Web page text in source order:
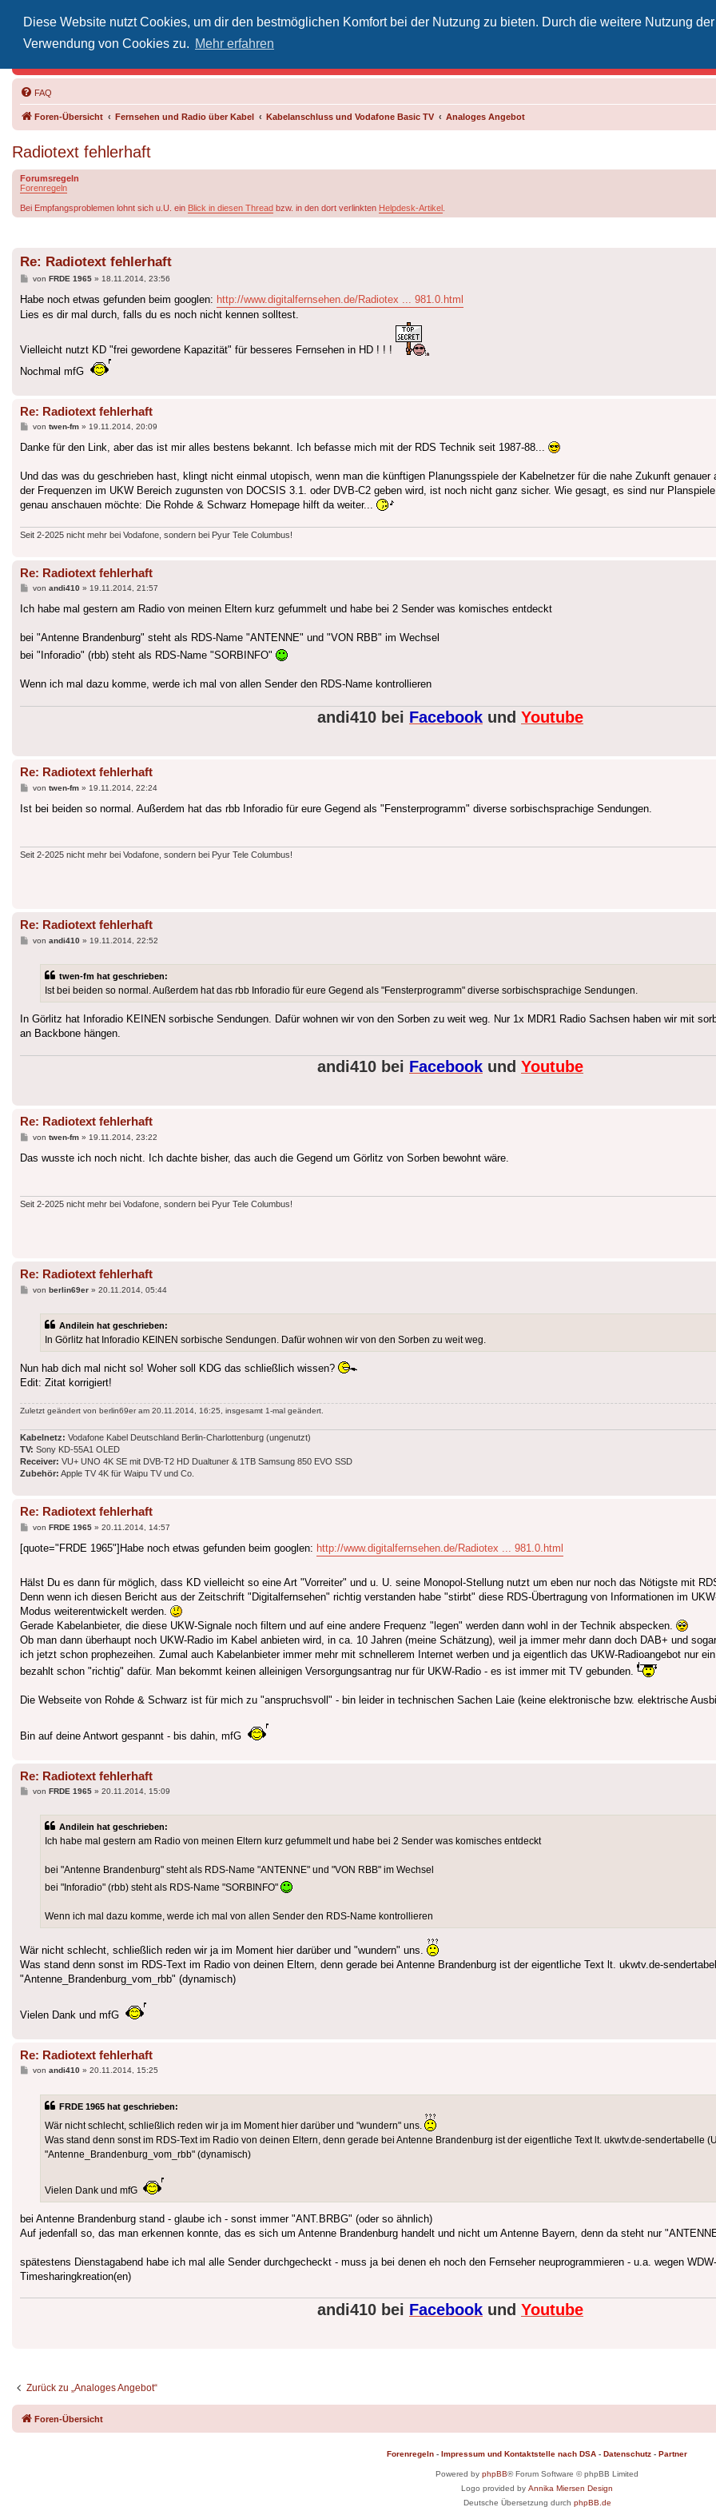
Diese Website nutzt Cookies, um dir den bestmöglichen Komfort bei der Nutzung zu bieten. Durch die weitere Nutzung
Verwendung von Cookies zu. Mehr erfahren
FAQ
Foren-Übersicht Fernsehen und Radio über Kabel Kabelanschluss und Vodafone Basic TV Analoges Angebot
Radiotext fehlerhaft
Forumsregeln
Forenregeln
Bei Empfangsproblemen lohnt sich u.U. ein Blick in diesen Thread bzw. in den dort verlinkten Helpdesk-Artikel
Re: Radiotext fehlerhaft
Beitrag
von FRDE 1965» 18.11.2014, 23:56
Habe noch etwas gefunden beim googlen: http://www.digitalfernsehen.de/Radiotex ... 981.0.html
Lies es dir mal durch, falls du es noch nicht kennen solltest.
Vielleicht nutzt KD "frei gewordene Kapazität" für besseres Fernsehen in HD ! ! !
Nochmal mfG
Re: Radiotext fehlerhaft
Beitrag
von twen-fm» 19.11.2014, 20:09
Danke für den Link, aber das ist mir alles bestens bekannt. Ich befasse mich mit der RDS Technik seit 1987-88...
Und das was du geschrieben hast, klingt nicht einmal utopisch, wenn man die künftigen Planungsspiele der Kabelnetzer für die nahe Zukunft
der Frequenzen im UKW Bereich zugunsten von DOCSIS 3.1. oder DVB-C2 geben wird, ist noch nicht ganz sicher. Wie gesagt, es sind nur
genau anschauen möchte: Die Rohde & Schwarz Homepage hilft da weiter...
Seit 2-2025 nicht mehr bei Vodafone, sondern bei Pyur Tele Columbus!
Re: Radiotext fehlerhaft
Beitrag
von andi410» 19.11.2014, 21:57
Ich habe mal gestern am Radio von meinen Eltern kurz gefummelt und habe bei 2 Sender was komisches entdeckt
bei "Antenne Brandenburg" steht als RDS-Name "ANTENNE" und "VON RBB" im Wechsel
bei "Inforadio" (rbb) steht als RDS-Name "SORBINFO"
Wenn ich mal dazu komme, werde ich mal von allen Sender den RDS-Name kontrollieren
andi410 bei Facebook und Youtube
Re: Radiotext fehlerhaft
Beitrag
von twen-fm» 19.11.2014, 22:24
Ist bei beiden so normal. Außerdem hat das rbb Inforadio für eure Gegend als "Fensterprogramm" diverse sorbischsprachige Sendungen.
Seit 2-2025 nicht mehr bei Vodafone, sondern bei Pyur Tele Columbus!
Re: Radiotext fehlerhaft
Beitrag
von andi410» 19.11.2014, 22:52
twen-fm hat geschrieben:
Ist bei beiden so normal. Außerdem hat das rbb Inforadio für eure Gegend als "Fensterprogramm" diverse sorbischsprachige Sendungen.
In Görlitz hat Inforadio KEINEN sorbische Sendungen. Dafür wohnen wir von den Sorben zu weit weg. Nur 1x MDR1 Radio Sachsen haben wir mit
an Backbone hängen.
andi410 bei Facebook und Youtube
Re: Radiotext fehlerhaft
Beitrag
von twen-fm» 19.11.2014, 23:22
Das wusste ich noch nicht. Ich dachte bisher, das auch die Gegend um Görlitz von Sorben bewohnt wäre.
Seit 2-2025 nicht mehr bei Vodafone, sondern bei Pyur Tele Columbus!
Re: Radiotext fehlerhaft
Beitrag
von berlin69er» 20.11.2014, 05:44
Andilein hat geschrieben:
In Görlitz hat Inforadio KEINEN sorbische Sendungen. Dafür wohnen wir von den Sorben zu weit weg.
Nun hab dich mal nicht so! Woher soll KDG das schließlich wissen?
Edit: Zitat korrigiert!
Zuletzt geändert von berlin69eram 20.11.2014, 16:25, insgesamt 1-mal geändert.
Kabelnetz: Vodafone Kabel Deutschland Berlin-Charlottenburg (ungenutzt)
TV: Sony KD-55A1 OLED
Receiver: VU+ UNO 4K SE mit DVB-T2 HD Dualtuner & 1TB Samsung 850 EVO SSD
Zubehör: Apple TV 4K für Waipu TV und Co.
Re: Radiotext fehlerhaft
Beitrag
von FRDE 1965» 20.11.2014, 14:57
[quote="FRDE 1965"]Habe noch etwas gefunden beim googlen: http://www.digitalfernsehen.de/Radiotex ... 981.0.html
Hälst Du es dann für möglich, dass KD vielleicht so eine Art "Vorreiter" und u. U. seine Monopol-Stellung nutzt um eben nur noch das Nötigste mit
Denn wenn ich diesen Bericht aus der Zeitschrift "Digitalfernsehen" richtig verstanden habe "stirbt" diese RDS-Übertragung von Informationen im
Modus weiterentwickelt werden.
Gerade Kabelanbieter, die diese UKW-Signale noch filtern und auf eine andere Frequenz "legen" werden dann wohl in der Technik abspecken.
Ob man dann überhaupt noch UKW-Radio im Kabel anbieten wird, in ca. 10 Jahren (meine Schätzung), weil ja immer mehr dann doch DAB+ und
ich jetzt schon prophezeihen. Zumal auch Kabelanbieter immer mehr mit schnellerem Internet werben und ja eigentlich das UKW-Radioangebot nur
bezahlt schon "richtig" dafür. Man bekommt keinen alleinigen Versorgungsantrag nur für UKW-Radio - es ist immer mit TV gebunden.
Die Webseite von Rohde & Schwarz ist für mich zu "anspruchsvoll" - bin leider in technischen Sachen Laie (keine elektronische bzw. elektrische
Bin auf deine Antwort gespannt - bis dahin, mfG
Re: Radiotext fehlerhaft
Beitrag
von FRDE 1965» 20.11.2014, 15:09
Andilein hat geschrieben:
Ich habe mal gestern am Radio von meinen Eltern kurz gefummelt und habe bei 2 Sender was komisches entdeckt
bei "Antenne Brandenburg" steht als RDS-Name "ANTENNE" und "VON RBB" im Wechsel
bei "Inforadio" (rbb) steht als RDS-Name "SORBINFO"
Wenn ich mal dazu komme, werde ich mal von allen Sender den RDS-Name kontrollieren
Wär nicht schlecht, schließlich reden wir ja im Moment hier darüber und "wundern" uns.
Was stand denn sonst im RDS-Text im Radio von deinen Eltern, denn gerade bei Antenne Brandenburg ist der eigentliche Text lt. ukwtv.de-
"Antenne_Brandenburg_vom_rbb" (dynamisch)
Vielen Dank und mfG
Re: Radiotext fehlerhaft
Beitrag
von andi410» 20.11.2014, 15:25
FRDE 1965 hat geschrieben:
Wär nicht schlecht, schließlich reden wir ja im Moment hier darüber und "wundern" uns.
Was stand denn sonst im RDS-Text im Radio von deinen Eltern, denn gerade bei Antenne Brandenburg ist der eigentliche Text lt. ukwtv.de-sendertabelle
"Antenne_Brandenburg_vom_rbb" (dynamisch)
Vielen Dank und mfG
bei Antenne Brandenburg stand - glaube ich - sonst immer "ANT.BRBG" (oder so ähnlich)
Auf jedenfall so, das man erkennen konnte, das es sich um Antenne Brandenburg handelt und nicht um Antenne Bayern, denn da steht nur
spätestens Dienstagabend habe ich mal alle Sender durchgecheckt - muss ja bei denen eh noch den Fernseher neuprogrammieren - u.a. wegen
Timesharingkreation(en)
andi410 bei Facebook und Youtube
Zurück zu „Analoges Angebot“
Foren-Übersicht
Forenregeln - Impressum und Kontaktstelle nach DSA - Datenschutz - Partner
Powered by phpBB® Forum Software © phpBB Limited
Logo provided by Annika Miersen Design
Deutsche Übersetzung durch phpBB.de